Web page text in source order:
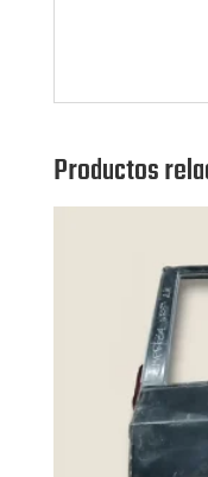
Productos